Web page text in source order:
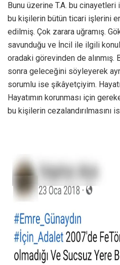
Bunu üzerine T.A. bu
bu kişilerin bütün ticari işlerini
edilmiş. Çok zarara uğramış.
savunduğu ve İncil ile ilgili
oradaki görevinden de alınmış.
sonra geleceğini söyleyerek
sorumlu ise şikâyetçiyim.
Hayatımın korunması için
bu kişilerin cezalandırılmasını